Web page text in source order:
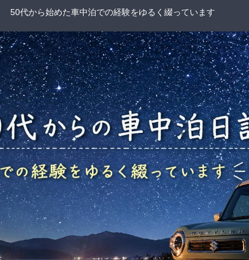
50代から始めた車中泊での経験をゆるく綴っています